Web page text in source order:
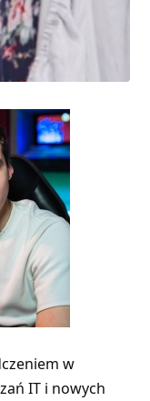
w
IT i nowych